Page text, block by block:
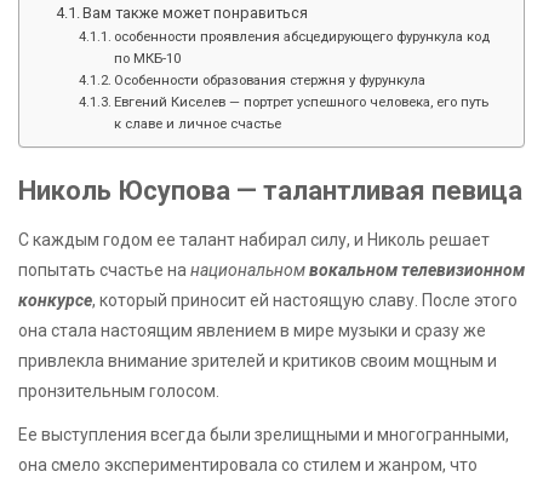
Вам также может понравиться
особенности проявления абсцедирующего фурункула код
по МКБ-10
Особенности образования стержня у фурункула
Евгений Киселев — портрет успешного человека, его путь
к славе и личное счастье
Николь Юсупова — талантливая певица
С каждым годом ее талант набирал силу, и Николь решает
попытать счастье на национальномвокальном телевизионном
конкурсе, который приносит ей настоящую славу. После этого
она стала настоящим явлением в мире музыки и сразу же
привлекла внимание зрителей и критиков своим мощным и
пронзительным голосом.
Ее выступления всегда были зрелищными и многогранными,
она смело экспериментировала со стилем и жанром, что